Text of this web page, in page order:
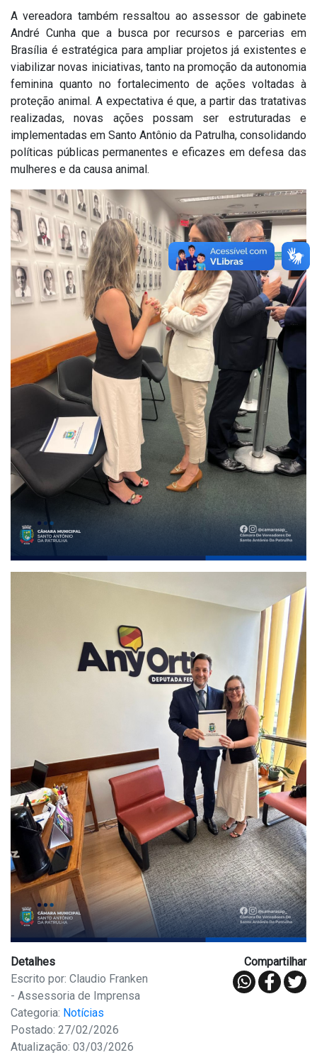
A vereadora também ressaltou ao assessor de gabinete
André Cunha que a busca por recursos e parcerias em
Brasília é estratégica para ampliar projetos já existentes e
viabilizar novas iniciativas, tanto na promoção da autonomia
feminina quanto no fortalecimento de ações voltadas à
proteção animal. A expectativa é que, a partir das tratativas
realizadas, novas ações possam ser estruturadas e
implementadas em Santo Antônio da Patrulha, consolidando
políticas públicas permanentes e eficazes em defesa das
mulheres e da causa animal.
Detalhes
Escrito por: Claudio Franken
- Assessoria de Imprensa
Categoria: Notícias
Postado: 27/02/2026
Atualização: 03/03/2026
Compartilhar